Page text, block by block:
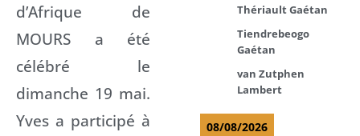
d’Afrique de
MOURS a été
célébré le
dimanche 19 mai.
Yves a participé à
Thériault Gaétan
Tiendrebeogo
Gaétan
van Zutphen
Lambert
08/08/2026